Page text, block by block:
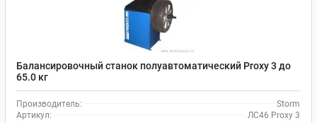
Балансировочный станок полуавтоматический Proxy 3 до
65.0 кг
Производитель:
Storm
Артикул:
ЛС46 Proxy 3